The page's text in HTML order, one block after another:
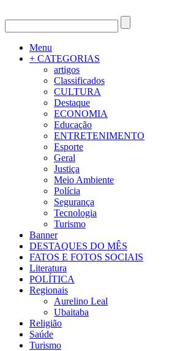
Menu
+ CATEGORIAS
artigos
Classificados
CULTURA
Destaque
ECONOMIA
Educação
ENTRETENIMENTO
Esporte
Geral
Justiça
Meio Ambiente
Polícia
Segurança
Tecnologia
Turismo
Banner
DESTAQUES DO MÊS
FATOS E FOTOS SOCIAIS
Literatura
POLÍTICA
Regionais
Aurelino Leal
Ubaitaba
Religião
Saúde
Turismo